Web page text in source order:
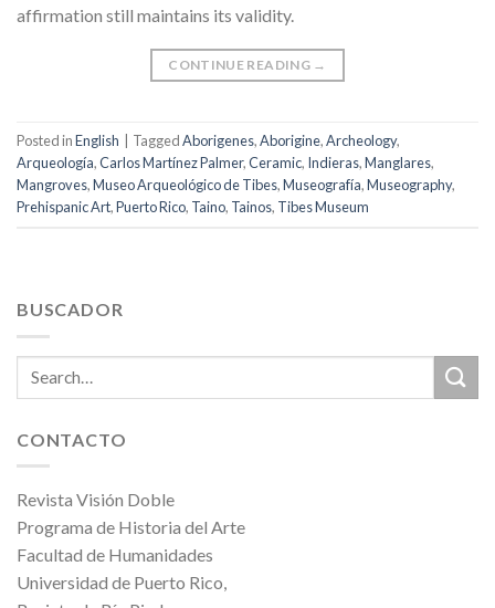
affirmation still maintains its validity.
CONTINUE READING →
Posted inEnglish TaggedAborigenes,Aborigine,Archeology,
Arqueología,Carlos Martínez Palmer,Ceramic, Indieras,Manglares,
Mangroves,Museo Arqueológico de Tibes,Museografía,Museography,
Prehispanic Art,Puerto Rico, Taino, Tainos, Tibes Museum
BUSCADOR
CONTACTO
Revista Visión Doble
Programa de Historia del Arte
Facultad de Humanidades
Universidad de Puerto Rico,